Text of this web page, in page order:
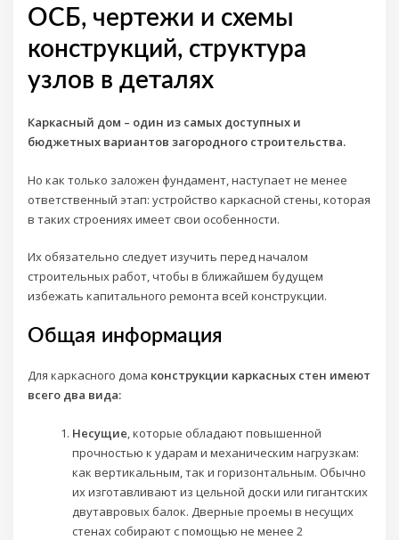
ОСБ, чертежи и схемы
конструкций, структура
узлов в деталях
Каркасный дом – один из самых доступных и
бюджетных вариантов загородного строительства.
Но как только заложен фундамент, наступает не менее
ответственный этап: устройство каркасной стены, которая
в таких строениях имеет свои особенности.
Их обязательно следует изучить перед началом
строительных работ, чтобы в ближайшем будущем
избежать капитального ремонта всей конструкции.
Общая информация
Для каркасного дома конструкции каркасных стен имеют
всего два вида:
Несущие, которые обладают повышенной
прочностью к ударам и механическим нагрузкам:
как вертикальным, так и горизонтальным. Обычно
их изготавливают из цельной доски или гигантских
двутавровых балок. Дверные проемы в несущих
стенах собирают с помощью не менее 2